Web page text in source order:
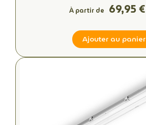
À partir de 69,95 €
Ajouter au panier